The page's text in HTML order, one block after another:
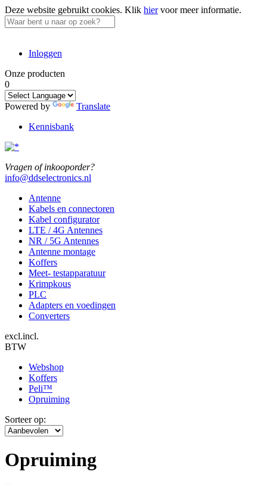
Deze website gebruikt cookies. Klik hiervoor meer informatie.
Inloggen
Onze producten
0
Powered by
Translate
Kennisbank
Vragen of inkooporder?
info@ddselectronics.nl
Antenne
Kabels en connectoren
Kabel configurator
LTE / 4G Antennes
NR / 5G Antennes
Antenne montage
Koffers
Meet- testapparatuur
Krimpkous
PLC
Adapters en voedingen
Converters
excl.incl.
BTW
Webshop
Koffers
Peli™
Opruiming
Sorteer op:
Opruiming